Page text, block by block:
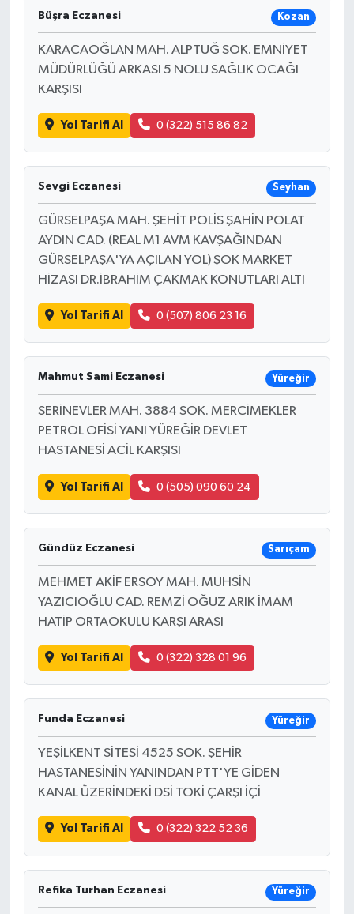
Büşra Eczanesi Kozan
KARACAOĞLAN MAH. ALPTUĞ SOK. EMNİYET
MÜDÜRLÜĞÜ ARKASI 5 NOLU SAĞLIK OCAĞI
KARŞISI
Yol Tarifi Al 0 (322) 515 86 82
Sevgi Eczanesi Seyhan
GÜRSELPAŞA MAH. ŞEHİT POLİS ŞAHİN POLAT
AYDIN CAD. (REAL M1 AVM KAVŞAĞINDAN
GÜRSELPAŞA'YA AÇILAN YOL) ŞOK MARKET
HİZASI DR.İBRAHİM ÇAKMAK KONUTLARI ALTI
Yol Tarifi Al 0 (507) 806 23 16
Mahmut Sami Eczanesi Yüreğir
SERİNEVLER MAH. 3884 SOK. MERCİMEKLER
PETROL OFİSİ YANI YÜREĞİR DEVLET
HASTANESİ ACİL KARŞISI
Yol Tarifi Al 0 (505) 090 60 24
Gündüz Eczanesi Sarıçam
MEHMET AKİF ERSOY MAH. MUHSİN
YAZICIOĞLU CAD. REMZİ OĞUZ ARIK İMAM
HATİP ORTAOKULU KARŞI ARASI
Yol Tarifi Al 0 (322) 328 01 96
Funda Eczanesi Yüreğir
YEŞİLKENT SİTESİ 4525 SOK. ŞEHİR
HASTANESİNİN YANINDAN PTT'YE GİDEN
KANAL ÜZERİNDEKİ DSİ TOKİ ÇARŞI İÇİ
Yol Tarifi Al 0 (322) 322 52 36
Refika Turhan Eczanesi Yüreğir